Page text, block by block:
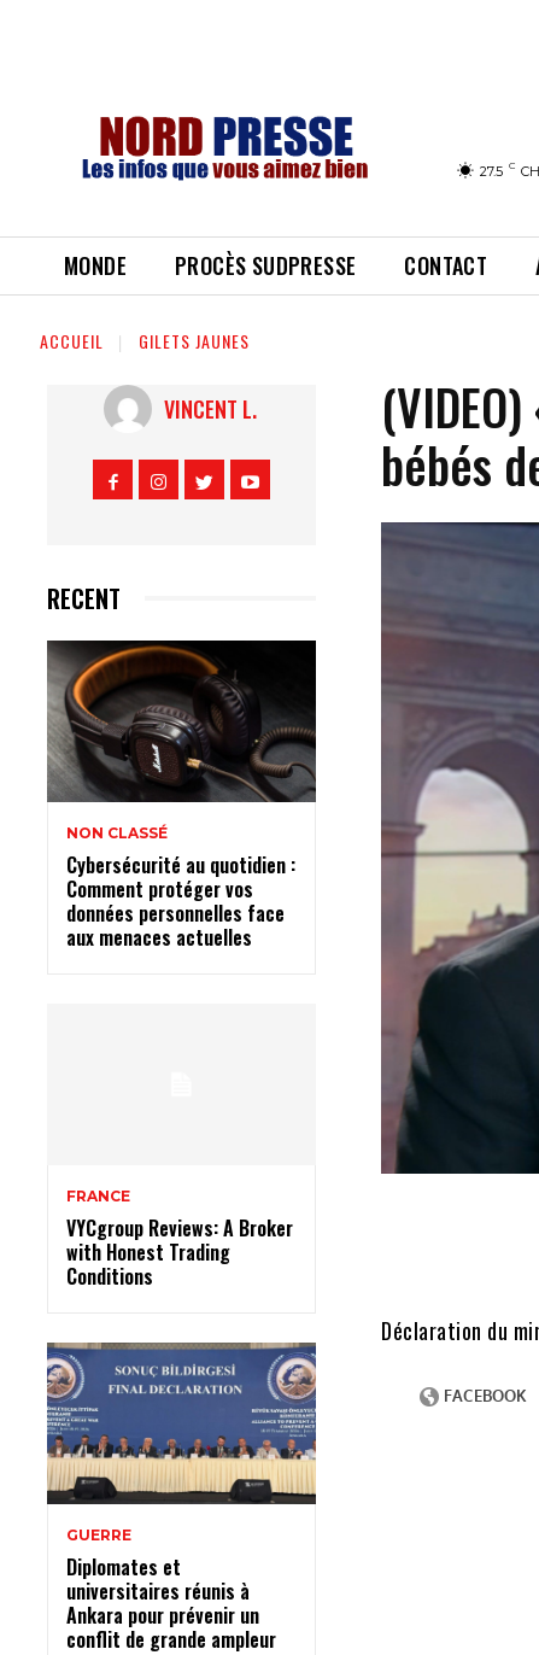
27.5 C
MONDE PROCÈS SUDPRESSE CONTACT
ACCUEIL GILETS JAUNES
VINCENT L.
RECENT
NON CLASSÉ
Cybersécurité au quotidien :
Comment protéger vos
données personnelles face
aux menaces actuelles
FRANCE
VYCgroup Reviews: A Broker
with Honest Trading
Conditions
GUERRE
Diplomates et
universitaires réunis à
Ankara pour prévenir un
conflit de grande ampleur
bébés
Déclaration du